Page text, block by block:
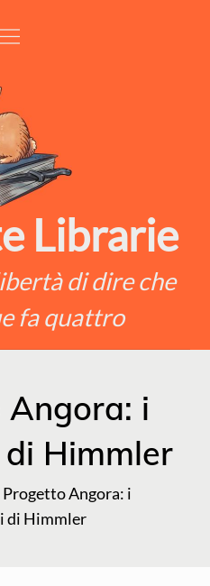
Librarie
di dire che
fa quattro
i
Himmler
Progetto Angora: i
di Himmler